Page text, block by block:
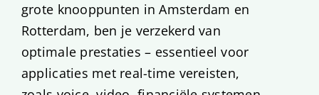
grote knooppunten in Amsterdam en
Rotterdam, ben je verzekerd van
optimale prestaties – essentieel voor
applicaties met real-time vereisten,